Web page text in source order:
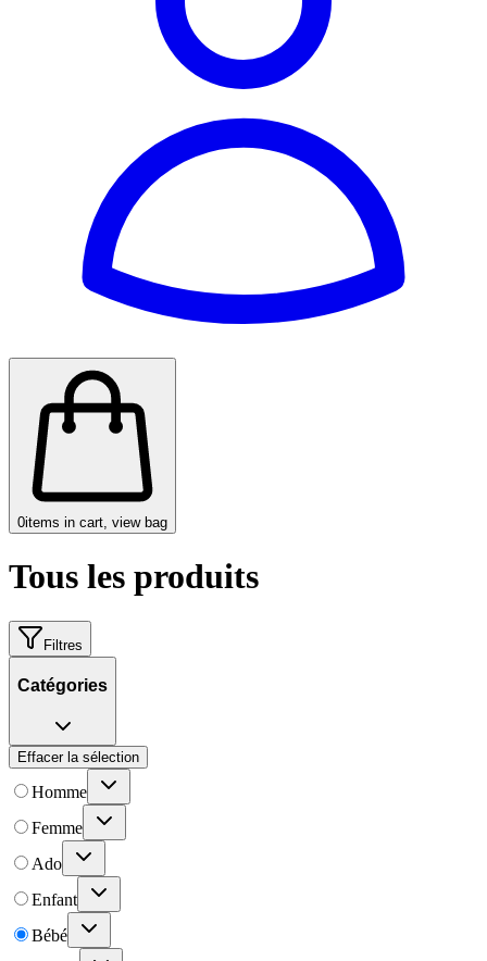
0items in cart, view bag
Tous les produits
Filtres
Catégories
Effacer la sélection
Homme
Femme
Ado
Enfant
Bébé